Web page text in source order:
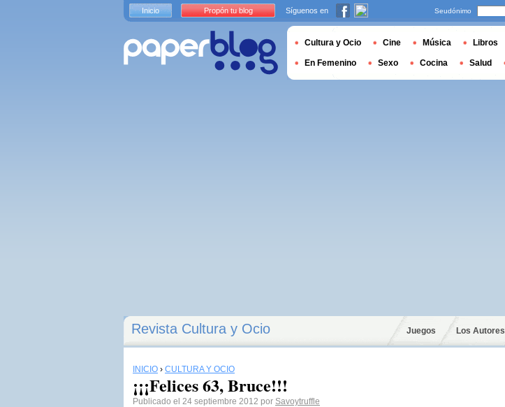
Revista Cultura y Ocio Juegos Los Autores
INICIO › CULTURA Y OCIO
¡¡¡Felices 63, Bruce!!!
Publicado el 24 septiembre 2012 por Savoytruffle
Inicio Propón tu blog Síguenos en Seudónimo
Cultura y Ocio Cine Música Libros
En Femenino Sexo Cocina Salud